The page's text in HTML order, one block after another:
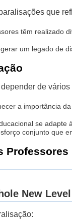
que
têm realizado
um legado de
de vários
a importância
se adapte
conjunto que
Professores